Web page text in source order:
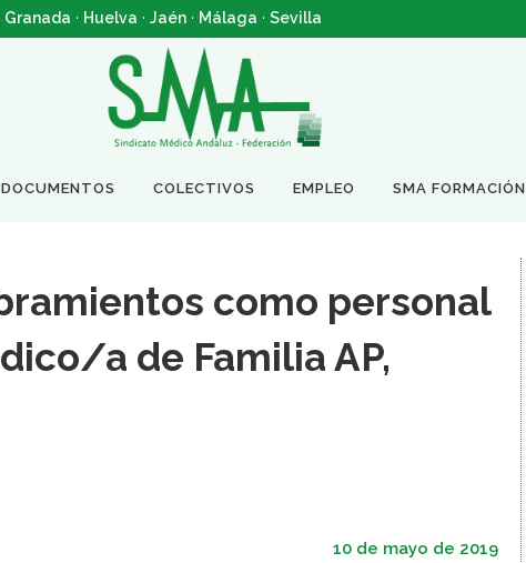
Granada · Huelva · Jaén · Málaga · Sevilla
DOCUMENTOS COLECTIVOS EMPLEO SMA FORMACIÓN
como personal
a de Familia AP,
10 de mayo de 2019